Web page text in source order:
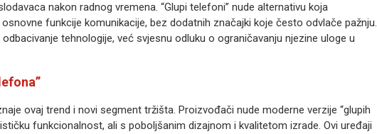
nakon radnog vremena. “Glupi telefoni” nude alternativu koja
funkcije komunikacije, bez dodatnih značajki koje često odvlače pažnju.
tehnologije, već svjesnu odluku o ograničavanju njezine uloge u
ovaj trend i novi segment tržišta. Proizvođači nude moderne verzije “glupih
funkcionalnost, ali s poboljšanim dizajnom i kvalitetom izrade. Ovi uređaji